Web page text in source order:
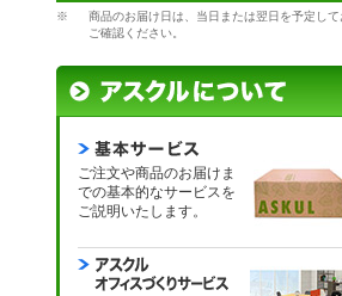
※
商品のお届け日は、当日または翌日を予定し
ご確認ください。
ご注文や商品のお届けま
での基本的なサービスを
ご説明いたします。